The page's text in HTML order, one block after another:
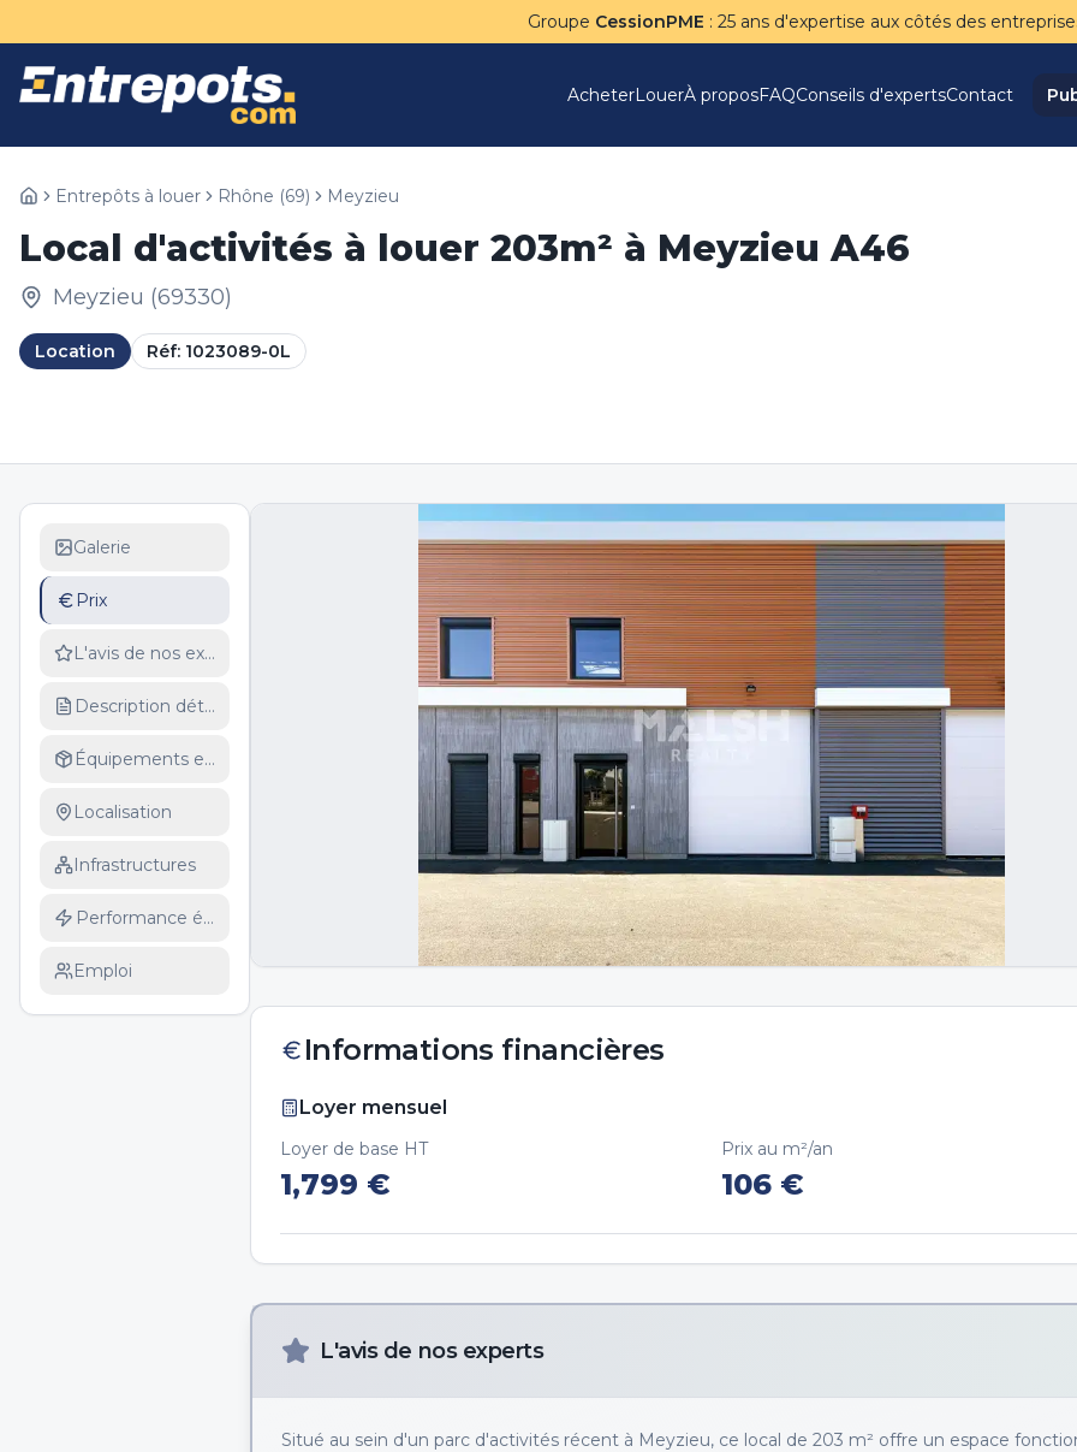
Groupe CessionPME : 25 ans d'expertise aux côtés des
AcheterLouerÀ proposFAQConseils d'expertsContact
Entrepôts à louer Rhône (69) Meyzieu
Local d'activités à louer 203m² à Meyzieu A46
Meyzieu (69330)
Location Réf: 1023089-0L
Galerie
Prix
L'avis de nos experts
Description détaillée
Équipements et services
Localisation
Infrastructures
Performance énergétique
Emploi
Informations financières
Loyer mensuel
Loyer de base HT
1,799 €
Prix au m²/an
106 €
L'avis de nos experts
Situé au sein d'un parc d'activités récent à Meyzieu, ce local de 203 m² offre un espace